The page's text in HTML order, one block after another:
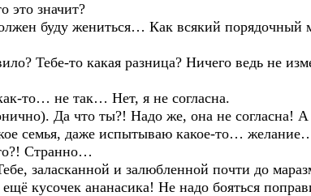
значит?
буду жениться… Как всякий
Тебе-то какая разница? Ничего ведь не
то… не так… Нет, я не согласна.
Да что ты?! Надо же, она не согласна! А
семья, даже испытываю какое-то…
Странно…
заласканной и залюбленной почти до
кусочек ананасика! Не надо бояться